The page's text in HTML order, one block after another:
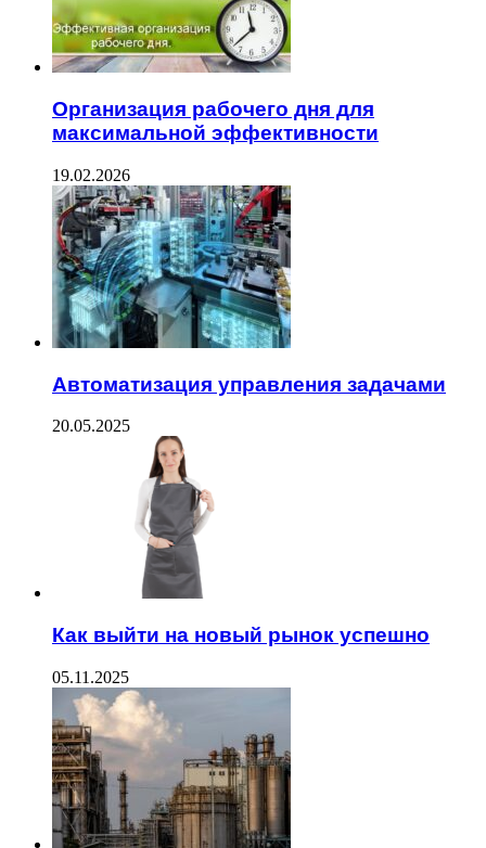
Организация рабочего дня для
максимальной эффективности
19.02.2026
Автоматизация управления задачами
20.05.2025
Как выйти на новый рынок успешно
05.11.2025